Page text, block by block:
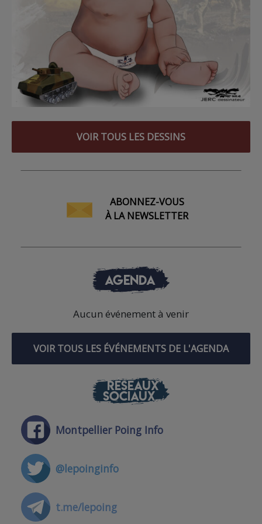
VOIR TOUS LES DESSINS
ABONNEZ-VOUS
À LA NEWSLETTER
AGENDA
Aucun événement à venir
VOIR TOUS LES ÉVÉNEMENTS DE L'AGENDA
RÉSEAUX
SOCIAUX
Montpellier Poing Info
@lepoinginfo
t.me/lepoing